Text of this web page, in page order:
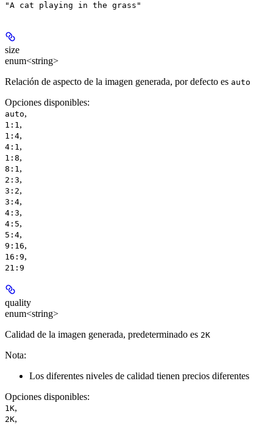
"A cat playing in the grass"
size
enum<string>
Relación de aspecto de la imagen generada, por defecto es auto
Opciones disponibles:
auto,
1:1,
1:4,
4:1,
1:8,
8:1,
2:3,
3:2,
3:4,
4:3,
4:5,
5:4,
9:16,
16:9,
21:9
quality
enum<string>
Calidad de la imagen generada, predeterminado es 2K
Nota:
Los diferentes niveles de calidad tienen precios diferentes
Opciones disponibles:
1K,
2K,